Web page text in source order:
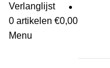
Verlanglijst
0 artikelen €0,00
Menu